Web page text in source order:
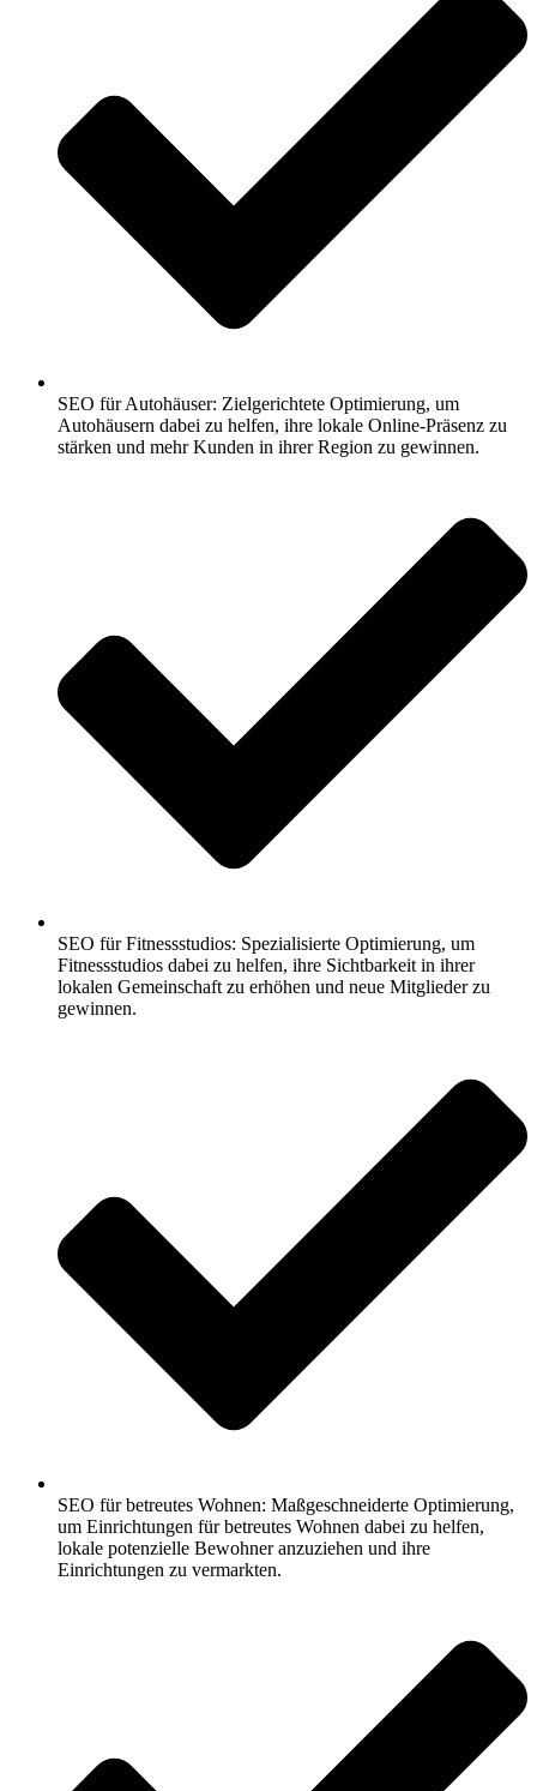
SEO für Autohäuser: Zielgerichtete Optimierung, um
Autohäusern dabei zu helfen, ihre lokale Online-Präsenz zu
stärken und mehr Kunden in ihrer Region zu gewinnen.
SEO für Fitnessstudios: Spezialisierte Optimierung, um
Fitnessstudios dabei zu helfen, ihre Sichtbarkeit in ihrer
lokalen Gemeinschaft zu erhöhen und neue Mitglieder zu
gewinnen.
SEO für betreutes Wohnen: Maßgeschneiderte Optimierung,
um Einrichtungen für betreutes Wohnen dabei zu helfen,
lokale potenzielle Bewohner anzuziehen und ihre
Einrichtungen zu vermarkten.